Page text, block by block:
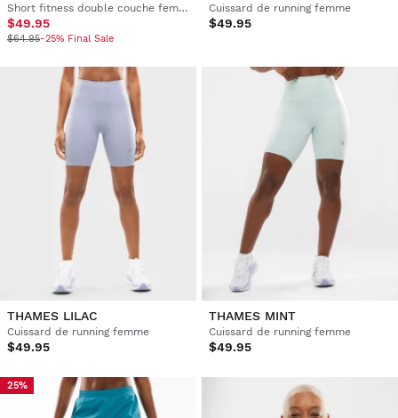
Short fitness double couche femme
$49.95
$64.95-25% Final Sale
Cuissard de running femme
$49.95
THAMES LILAC
Cuissard de running femme
$49.95
THAMES MINT
Cuissard de running femme
$49.95
25%